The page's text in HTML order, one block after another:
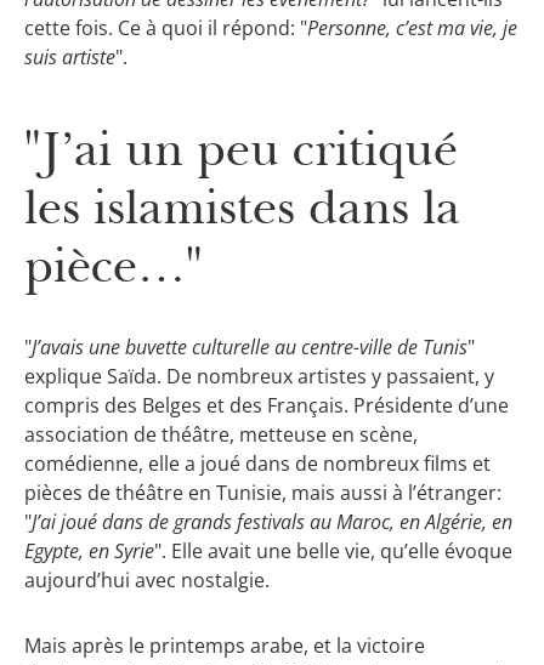
cette fois. Ce à quoi il répond: "Personne, c’est ma vie, je
suis artiste".
"J’ai un peu critiqué
les islamistes dans la
pièce…"
"J’avais une buvette culturelle au centre-ville de Tunis"
explique Saïda. De nombreux artistes y passaient, y
compris des Belges et des Français. Présidente d’une
association de théâtre, metteuse en scène,
comédienne, elle a joué dans de nombreux films et
pièces de théâtre en Tunisie, mais aussi à l’étranger:
"J’ai joué dans de grands festivals au Maroc, en Algérie, en
Egypte, en Syrie". Elle avait une belle vie, qu’elle évoque
aujourd’hui avec nostalgie.
Mais après le printemps arabe, et la victoire